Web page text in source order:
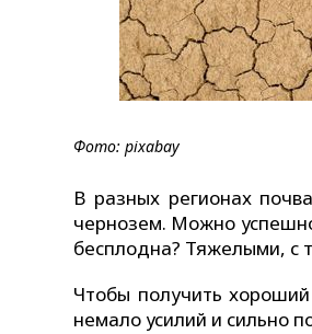
Фото: pixabay
В разных регионах
чернозем. Можно
бесплодна? Тяжелыми, с
Чтобы получить
немало усилий и сильно